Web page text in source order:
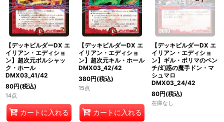
【デッキビルダーDX エ
イリアン・エディショ
ン】超次元ボルシャッ
ク・ホール
DMX03_41/42
80円(税込)
14点
カートに入れる
【デッキビルダーDX エ
イリアン・エディショ
ン】超次元キル・ホール
DMX03_42/42
380円(税込)
15点
カートに入れる
【デッキビルダーDX エ
イリアン・エディショ
ン】ギル・ポリマのペン
チ/幻惑の魔手ドン・マ
シュマロ
DMX03_24/42
80円(税込)
在庫なし